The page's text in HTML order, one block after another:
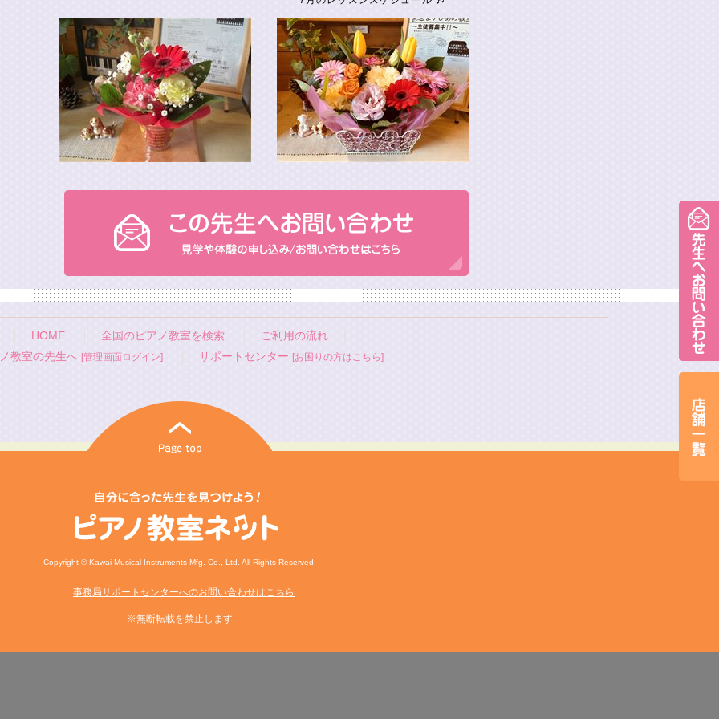
HOME 全国のピアノ教室を検索
ご利用の流れ
教室の先生へ [管理画面ログイン] サポートセンター [お困りの方はこちら]
Copyright © Kawai Musical Instruments Mfg. Co., Ltd. All Rights Reserved.
事務局サポートセンターへのお問い合わせはこちら
※無断転載を禁止します